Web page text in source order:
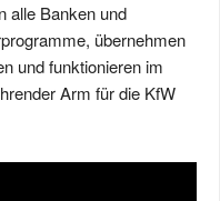
alle Banken und
übernehmen
und funktionieren im
Arm für die KfW